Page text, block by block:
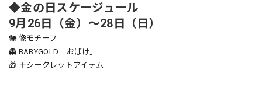
◆金の日スケージュール
9月26日（金）～28日（日）
🐘 像モチーフ
👻 BABYGOLD「おばけ」
🎁 ＋シークレットアイテム